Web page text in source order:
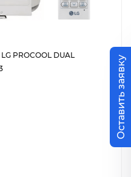
PROCOOL DUAL
Оставить заявку